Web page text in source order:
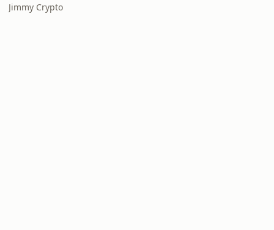
Jimmy Crypto